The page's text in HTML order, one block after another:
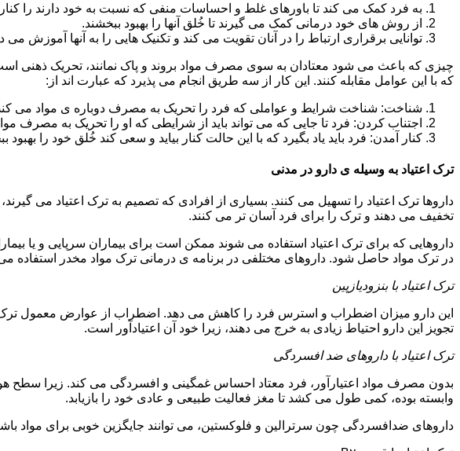
به فرد کمک می کند تا باورهای غلط و احساسات منفی که نسبت به خود دارند را کنار
از روش های خود درمانی کمک می گیرند تا خُلق آنها را بهبود ببخشند.
توانایی برقراری ارتباط را در آنان تقویت می کند و تکنیک هایی را به آنها آموزش می
چیزی که باعث می شود معتادان به سوی مصرف مواد بروند و پاک نمانند، تحریک ذهنی
که با این عوامل مقابله کنند. این کار از سه طریق انجام می پذیرد که عبارت اند از:
شناخت: شناخت شرایط و عواملی که فرد را تحریک به مصرف دوباره ی مواد می
اجتناب کردن: فرد تا جایی که می تواند باید از شرایطی که او را تحریک به مصرف
کنار آمدن: فرد باید یاد بگیرد که با این حالت کنار بیاید و سعی کند خُلق خود را بهبود
ترک اعتیاد به وسیله ی دارو در مدنی
داروها ترک اعتیاد را تسهیل می کنند. بسیاری از افرادی که تصمیم به ترک اعتیاد می
تخفیف می دهند و ترک را برای فرد آسان تر می کنند.
داروهایی که برای ترک اعتیاد استفاده می شوند ممکن است برای بیماران سرپایی و یا
در ترک مواد حاصل شود. داروهای مختلفی در برنامه ی درمانی ترک مواد مخدر استفاده می
ترک اعتیاد با بنزودیازپین
این دارو میزان اضطراب و استرس فرد را کاهش می دهد. اضطراب از عوارض معمول ترک
تجویز این دارو احتیاط زیادی به خرج می دهند، زیرا خود آن اعتیادآور است.
ترک اعتیاد با داروهای ضد افسردگی
بدون مصرف مواد اعتیارآور، فرد معتاد احساس غمگینی و افسردگی می کند. زیرا سطح
وابسته بوده، کمی طول می کشد تا مغز فعالیت طبیعی و عادی خود را بازیابد.
داروهای ضدافسردگی چون سرترالین و فلوکستین، می توانند جایگزین خوبی برای مواد